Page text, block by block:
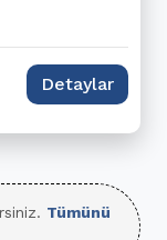
Detaylar
Tümünü